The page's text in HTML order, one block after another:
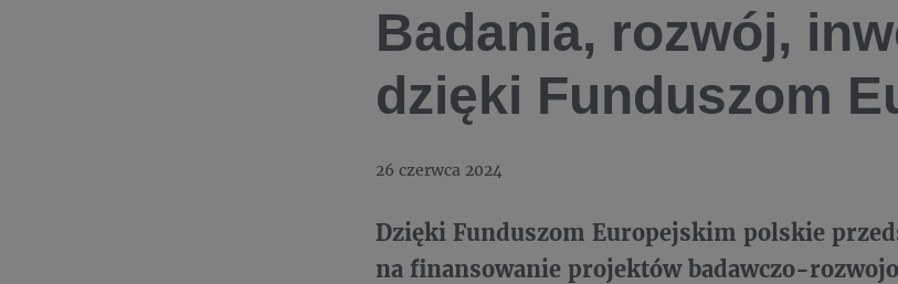
Badania, rozwój,
dzięki Funduszom
26 czerwca 2024
Dzięki Funduszom Europejskim polskie
na finansowanie projektów badawczo-